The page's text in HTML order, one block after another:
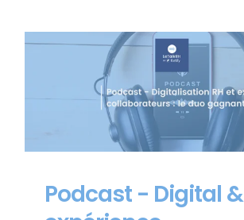
Podcast - Digital &